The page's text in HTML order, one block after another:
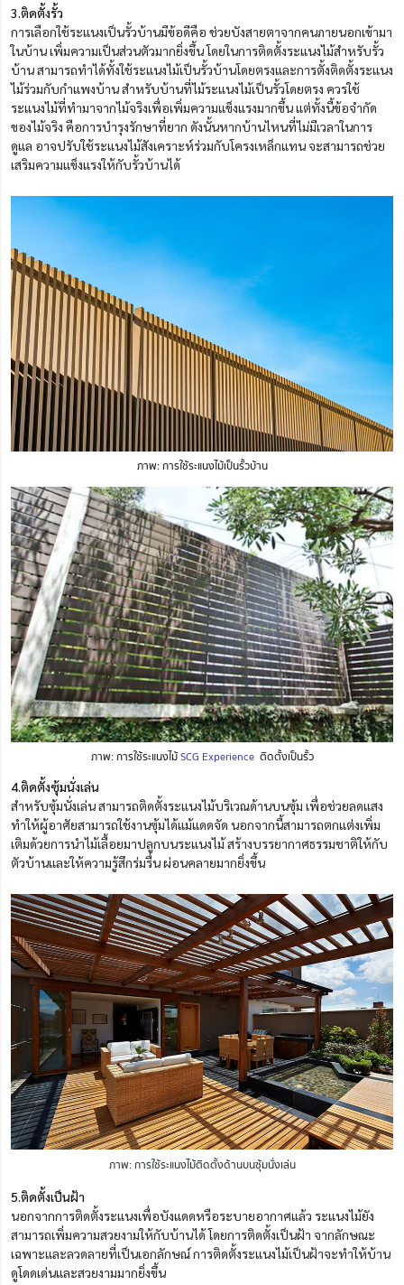
3.ติดตั้งรั้ว
การเลือกใช้ระแนงเป็นรั้วบ้านมีข้อดีคือ ช่วยบังสายตาจากคนภายนอกเข้ามา
ในบ้าน เพิ่มความเป็นส่วนตัวมากยิ่งขึ้น โดยในการติดตั้งระแนงไม้สำหรับรั้ว
บ้าน สามารถทำได้ทั้งใช้ระแนงไม้เป็นรั้วบ้านโดยตรงและการตั้งติดตั้งระแนง
ไม้ร่วมกับกำแพงบ้าน สำหรับบ้านที่ไม้ระแนงไม้เป็นรั้วโดยตรง ควรใช้
ระแนงไม้ที่ทำมาจากไม้จริงเพื่อเพิ่มความแข็งแรงมากขึ้น แต่ทั้งนี้ข้อจำกัด
ของไม้จริง คือการบำรุงรักษาที่ยาก ดังนั้นหากบ้านไหนที่ไม่มีเวลาในการ
ดูแล อาจปรับใช้ระแนงไม้สังเคราะห์ร่วมกับโครงเหล็กแทน จะสามารถช่วย
เสริมความแข็งแรงให้กับรั้วบ้านได้
ภาพ: การใช้ระแนงไม้เป็นรั้วบ้าน
ภาพ: การใช้ระแนงไม้SCG Experienceติดตั้งเป็นรั้ว
4.ติดตั้งซุ้มนั่งเล่น
สำหรับซุ้มนั่งเล่น สามารถติดตั้งระแนงไม้บริเวณด้านบนซุ้ม เพื่อช่วยลดแสง
ทำให้ผู้อาศัยสามารถใช้งานซุ้มได้แม้แดดจัด นอกจากนี้สามารถตกแต่งเพิ่ม
เติมด้วยการนำไม้เลื้อยมาปลูกบนระแนงไม้ สร้างบรรยากาศธรรมชาติให้กับ
ตัวบ้านและให้ความรู้สึกร่มรื่น ผ่อนคลายมากยิ่งขึ้น
ภาพ: การใช้ระแนงไม้ติดตั้งด้านบนซุ้มนั่งเล่น
5.ติดตั้งเป็นฝ้า
นอกจากการติดตั้งระแนงเพื่อบังแดดหรือระบายอากาศแล้ว ระแนงไม้ยัง
สามารถเพิ่มความสวยงามให้กับบ้านได้ โดยการติดตั้งเป็นฝ้า จากลักษณะ
เฉพาะและลวดลายที่เป็นเอกลักษณ์ การติดตั้งระแนงไม้เป็นฝ้าจะทำให้บ้าน
ดูโดดเด่นและสวยงามมากยิ่งขึ้น